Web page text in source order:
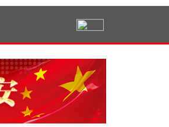
习近平经济思想指引
中国经济高质量发展
行稳致远
全面领导和党